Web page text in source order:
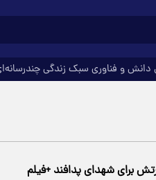
دانش و فناوری سبک زندگی
برای شهدای پدافند +فیلم